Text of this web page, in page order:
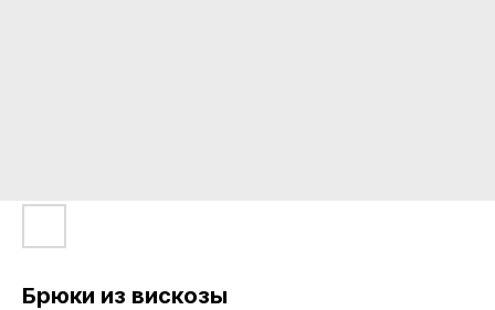
Брюки из вискозы